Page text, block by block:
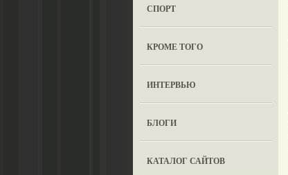
СПОРТ
КРОМЕ ТОГО
ИНТЕРВЬЮ
БЛОГИ
КАТАЛОГ САЙТОВ